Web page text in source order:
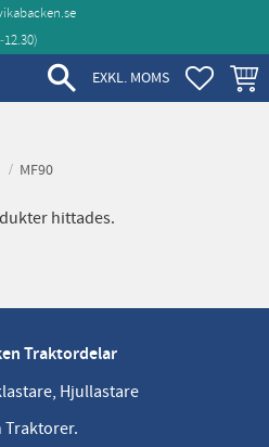
EXKL. MOMS
MF90
hittades.
Traktordelar
Hjullastare
Traktorer.